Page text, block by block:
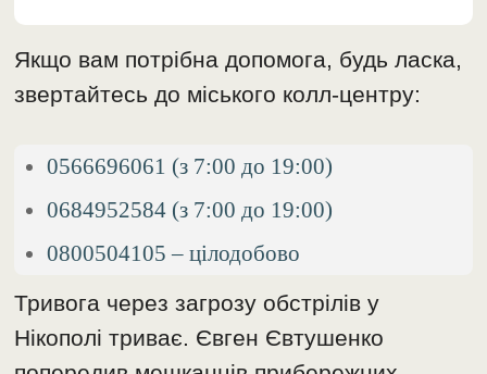
Якщо вам потрібна допомога, будь ласка,
звертайтесь до міського колл-центру:
0566696061 (з 7:00 до 19:00)
0684952584 (з 7:00 до 19:00)
0800504105 – цілодобово
Тривога через загрозу обстрілів у
Нікополі триває. Євген Євтушенко